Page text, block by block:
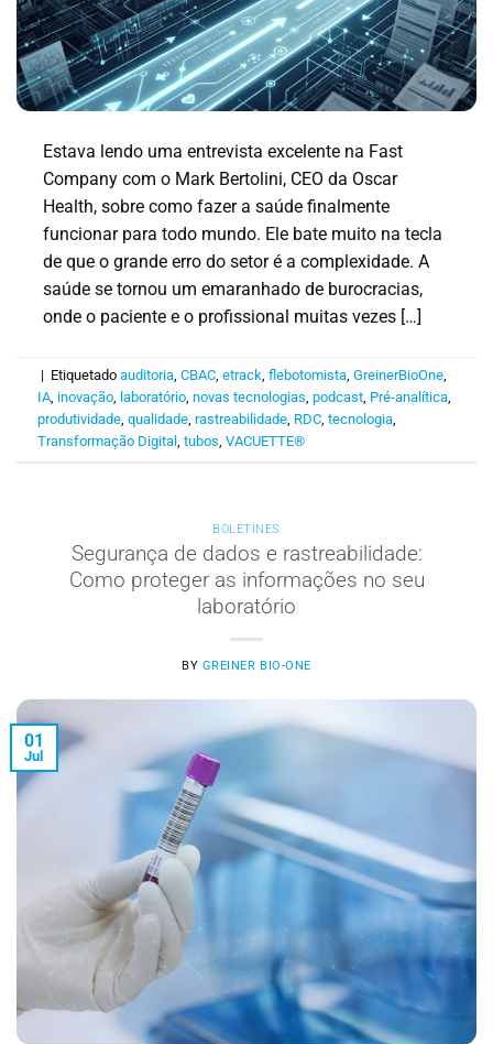
Estava lendo uma entrevista excelente na Fast
Company com o Mark Bertolini, CEO da Oscar
Health, sobre como fazer a saúde finalmente
funcionar para todo mundo. Ele bate muito na tecla
de que o grande erro do setor é a complexidade. A
saúde se tornou um emaranhado de burocracias,
onde o paciente e o profissional muitas vezes […]
| Etiquetadoauditoria,CBAC,etrack,flebotomista,GreinerBioOne,
IA, inovação, laboratório,novas tecnologias,podcast, Pré-analítica,
produtividade,qualidade,rastreabilidade, RDC,tecnologia,
Transformação Digital,tubos,VACUETTE®
BOLETINES
Segurança de dados e rastreabilidade:
Como proteger as informações no seu
laboratório
BY GREINER BIO-ONE
01
Jul